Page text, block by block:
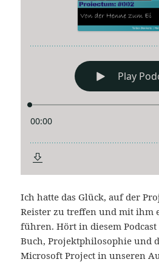
Ich hatte das Glück, auf der
Reister zu treffen und mit ihm
führen. Hört in diesem
Buch, Projektphilosophie und
Microsoft Project in unseren